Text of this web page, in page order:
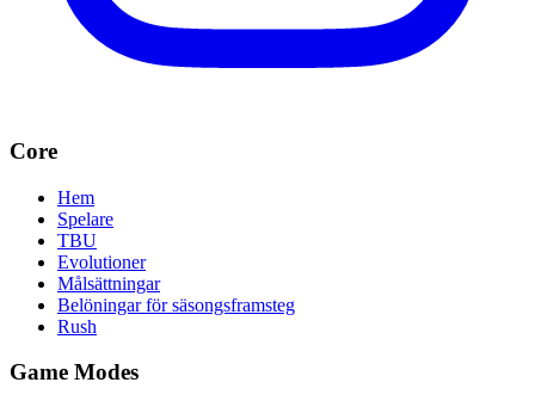
Core
Hem
Spelare
TBU
Evolutioner
Målsättningar
Belöningar för säsongsframsteg
Rush
Game Modes